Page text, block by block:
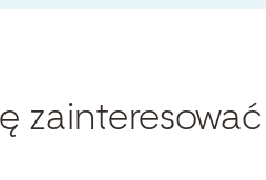
zainteresować